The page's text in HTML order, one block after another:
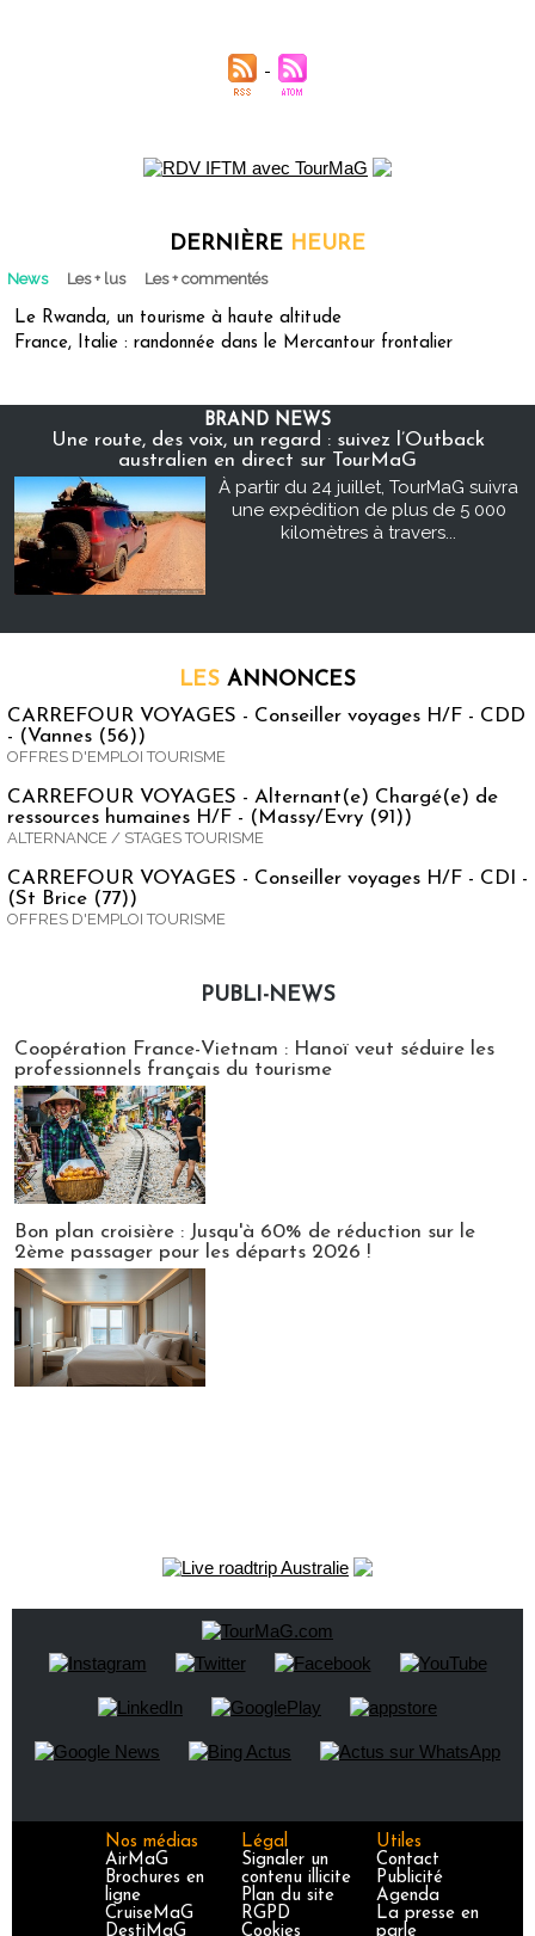
DERNIÈRE HEURE
News Les + lus Les + commentés
Le Rwanda, un tourisme à haute altitude
France, Italie : randonnée dans le Mercantour frontalier
BRAND NEWS
Une route, des voix, un regard : suivez l’Outback
australien en direct sur TourMaG
À partir du 24 juillet, TourMaG suivra
une expédition de plus de 5 000
kilomètres à travers...
LES ANNONCES
CARREFOUR VOYAGES - Conseiller voyages H/F - CDD
- (Vannes (56))
OFFRES D'EMPLOI TOURISME
CARREFOUR VOYAGES - Alternant(e) Chargé(e) de
ressources humaines H/F - (Massy/Evry (91))
ALTERNANCE / STAGES TOURISME
CARREFOUR VOYAGES - Conseiller voyages H/F - CDI -
(St Brice (77))
OFFRES D'EMPLOI TOURISME
PUBLI-NEWS
Coopération France-Vietnam : Hanoï veut séduire les
professionnels français du tourisme
Bon plan croisière : Jusqu'à 60% de réduction sur le
2ème passager pour les départs 2026 !
Nos médias
AirMaG
Brochures en
ligne
CruiseMaG
DestiMaG
Légal
Signaler un
contenu illicite
Plan du site
RGPD
Cookies
Utiles
Contact
Publicité
Agenda
La presse en
parle